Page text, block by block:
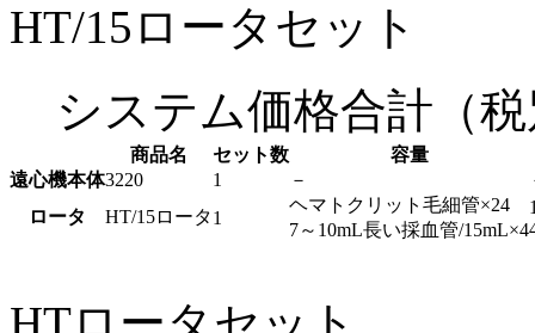
HT/15ロータセット
システム価格合計 （
商品名 セット数
容量
遠心機本体3220 1 －
ロータ
HT/15ロータ1
ヘマトクリット毛細管×24
7～10mL長い採血管/15mL×4